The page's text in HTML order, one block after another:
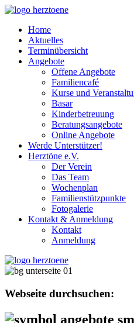
Home
Aktuelles
Terminübersicht
Angebote
Offene Angebote
Familiencafé
Kurse und
Basar
Kinderbetreuung
Beratungsangebote
Online Angebote
Werde Unterstützer!
Herztöne e.V.
Der Verein
Das Team
Wochenplan
Familienstützpunkte
Fotogalerie
Kontakt & Anmeldung
Kontakt
Anmeldung
Webseite durchsuchen: